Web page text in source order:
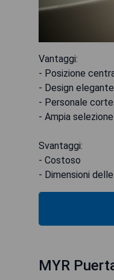
Vantaggi:
- Posizione
- Design
- Personale
- Ampia
Svantaggi:
- Costoso
- Dimensioni
MYR